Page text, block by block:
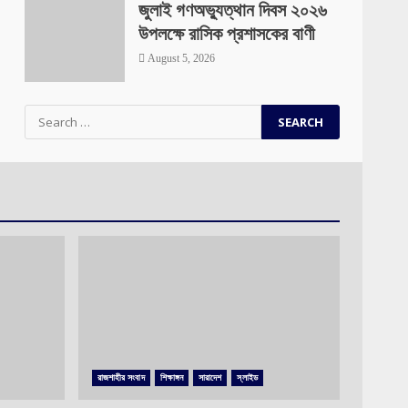
জুলাই গণঅভ্যুত্থান দিবস ২০২৬
উপলক্ষে রাসিক প্রশাসকের বাণী
August 5, 2026
for:
রাজশাহীর সংবাদ শিক্ষাঙ্গন সারাদেশ স্লাইড